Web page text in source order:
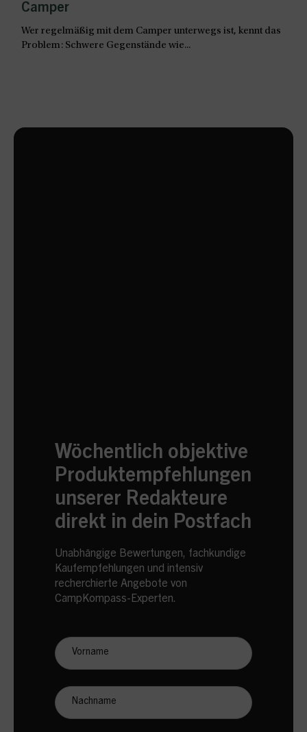
Camper
Wer regelmäßig mit dem Camper unterwegs ist, kennt das
Problem: Schwere Gegenstände wie...
Wöchentlich objektive
Produktempfehlungen
unserer Redakteure
direkt in dein Postfach
Unabhängige Bewertungen, fachkundige
Kaufempfehlungen und intensiv
recherchierte Angebote von
CampKompass-Experten.
CampKompass
Vorname
Nachname